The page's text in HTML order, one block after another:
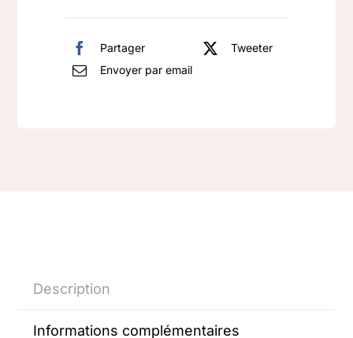
blanche
Partager
Tweeter
Envoyer par email
Description
Informations complémentaires